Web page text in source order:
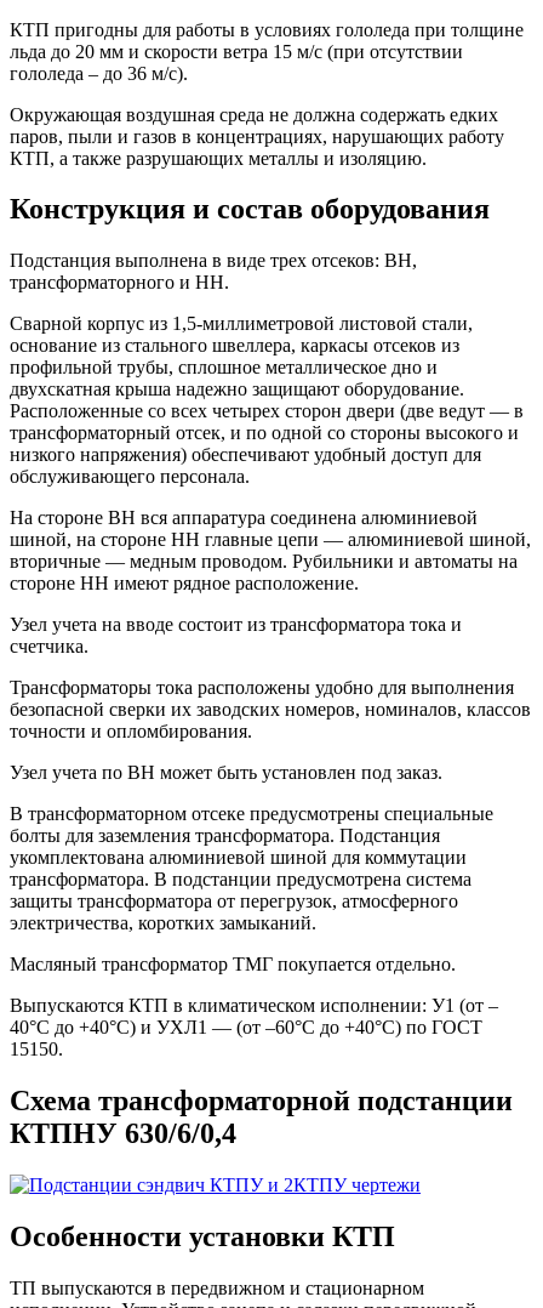
КТП пригодны для работы в условиях гололеда при толщине
льда до 20 мм и скорости ветра 15 м/с (при отсутствии
гололеда – до 36 м/с).
Окружающая воздушная среда не должна содержать едких
паров, пыли и газов в концентрациях, нарушающих работу
КТП, а также разрушающих металлы и изоляцию.
Конструкция и состав оборудования
Подстанция выполнена в виде трех отсеков: ВН,
трансформаторного и НН.
Сварной корпус из 1,5-миллиметровой листовой стали,
основание из стального швеллера, каркасы отсеков из
профильной трубы, сплошное металлическое дно и
двухскатная крыша надежно защищают оборудование.
Расположенные со всех четырех сторон двери (две ведут — в
трансформаторный отсек, и по одной со стороны высокого и
низкого напряжения) обеспечивают удобный доступ для
обслуживающего персонала.
На стороне ВН вся аппаратура соединена алюминиевой
шиной, на стороне НН главные цепи — алюминиевой шиной,
вторичные — медным проводом. Рубильники и автоматы на
стороне НН имеют рядное расположение.
Узел учета на вводе состоит из трансформатора тока и
счетчика.
Трансформаторы тока расположены удобно для выполнения
безопасной сверки их заводских номеров, номиналов, классов
точности и опломбирования.
Узел учета по ВН может быть установлен под заказ.
В трансформаторном отсеке предусмотрены специальные
болты для заземления трансформатора. Подстанция
укомплектована алюминиевой шиной для коммутации
трансформатора. В подстанции предусмотрена система
защиты трансформатора от перегрузок, атмосферного
электричества, коротких замыканий.
Масляный трансформатор ТМГ покупается отдельно.
Выпускаются КТП в климатическом исполнении: У1 (от –
40°C до +40°C) и УХЛ1 — (от –60°C до +40°C) по ГОСТ
15150.
Схема трансформаторной подстанции
КТПНУ 630/6/0,4
Особенности установки КТП
ТП выпускаются в передвижном и стационарном